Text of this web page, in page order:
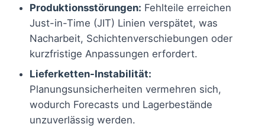
Produktionsstörungen: Fehlteile erreichen
Just-in-Time (JIT) Linien verspätet, was
Nacharbeit, Schichtenverschiebungen oder
kurzfristige Anpassungen erfordert.
Lieferketten-Instabilität:
Planungsunsicherheiten vermehren sich,
wodurch Forecasts und Lagerbestände
unzuverlässig werden.